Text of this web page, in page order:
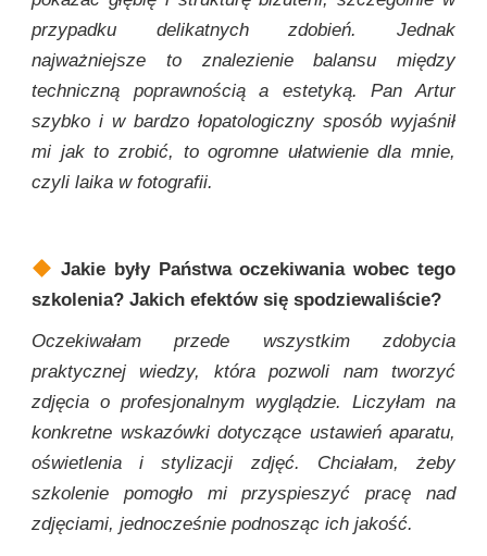
przypadku delikatnych zdobień. Jednak
najważniejsze to znalezienie balansu między
techniczną poprawnością a estetyką. Pan Artur
szybko i w bardzo łopatologiczny sposób wyjaśnił
mi jak to zrobić, to ogromne ułatwienie dla mnie,
czyli laika w fotografii.
Jakie były Państwa oczekiwania wobec tego
szkolenia? Jakich efektów się spodziewaliście?
Oczekiwałam przede wszystkim zdobycia
praktycznej wiedzy, która pozwoli nam tworzyć
zdjęcia o profesjonalnym wyglądzie. Liczyłam na
konkretne wskazówki dotyczące ustawień aparatu,
oświetlenia i stylizacji zdjęć. Chciałam, żeby
szkolenie pomogło mi przyspieszyć pracę nad
zdjęciami, jednocześnie podnosząc ich jakość.